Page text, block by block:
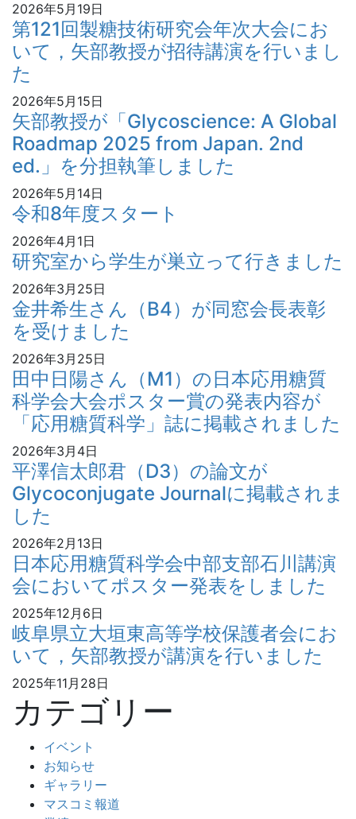
2026年5月19日
第121回製糖技術研究会年次大会にお
いて，矢部教授が招待講演を行いまし
た
2026年5月15日
矢部教授が「Glycoscience: A Global
Roadmap 2025 from Japan. 2nd
ed.」を分担執筆しました
2026年5月14日
令和8年度スタート
2026年4月1日
研究室から学生が巣立って行きました
2026年3月25日
金井希生さん（B4）が同窓会長表彰
を受けました
2026年3月25日
田中日陽さん（M1）の日本応用糖質
科学会大会ポスター賞の発表内容が
「応用糖質科学」誌に掲載されました
2026年3月4日
平澤信太郎君（D3）の論文が
Glycoconjugate Journalに掲載されま
した
2026年2月13日
日本応用糖質科学会中部支部石川講演
会においてポスター発表をしました
2025年12月6日
岐阜県立大垣東高等学校保護者会にお
いて，矢部教授が講演を行いました
2025年11月28日
カテゴリー
イベント
お知らせ
ギャラリー
マスコミ報道